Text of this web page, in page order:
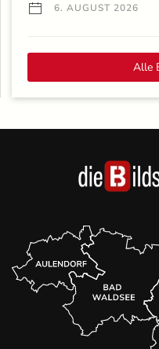
6. AUGUST 2026
Alle